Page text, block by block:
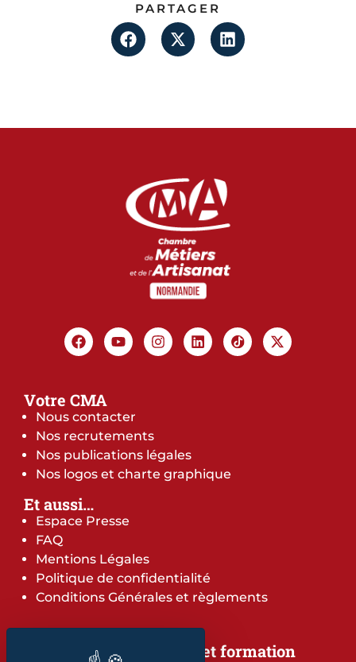
PARTAGER
Votre CMA
Nous contacter
Nos recrutements
Nos publications légales
Nos logos et charte graphique
Et aussi…
Espace Presse
FAQ
Mentions Légales
Politique de confidentialité
Conditions Générales et règlements
Notre offre de services et formation